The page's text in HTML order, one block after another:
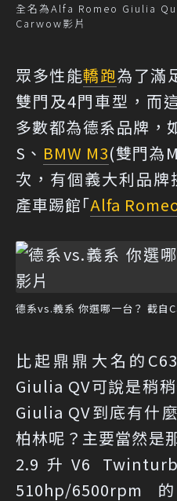
全名為Alfa Romeo Giulia
Carwow影片
眾多性能轎跑為了滿
雙門及4門車型，而
多數都為德系品牌，
S、 BMW M3(雙門為
次，有個義大利品
產車踢館｢Alfa
德系vs.義系 你選哪一台？ 截自
比起鼎鼎大名的
Giulia QV可說是稍
Giulia QV到底有什
柏林呢？主要當然是
2.9升V6
510hp/